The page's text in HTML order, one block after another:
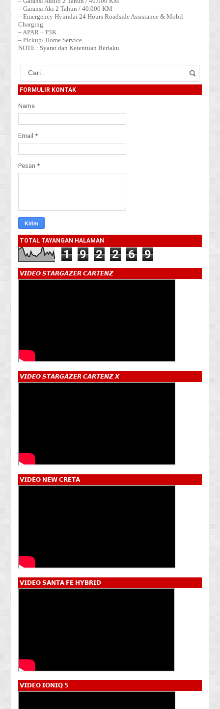
– Garansi Aki 2 Tahun / 40.000 KM
– Emergency Hyundai 24 Hours Roadside Assistance & Mobil
Charging
– APAR + P3K
– Pickup/ Home Service
NOTE : Syarat dan Ketentuan Berlaku
FORMULIR KONTAK
Nama
Email*
Pesan*
TOTAL TAYANGAN HALAMAN
1 9 2 2 6 9
𝙑𝙄𝘿𝙀𝙊 𝙎𝙏𝘼𝙍𝙂𝘼𝙕𝙀𝙍 𝘾𝘼𝙍𝙏𝙀𝙉𝙕
𝙑𝙄𝘿𝙀𝙊 𝙎𝙏𝘼𝙍𝙂𝘼𝙕𝙀𝙍 𝘾𝘼𝙍𝙏𝙀𝙉𝙕 𝙓
𝗩𝗜𝗗𝗘𝗢 𝗡𝗘𝗪 𝗖𝗥𝗘𝗧𝗔
𝗩𝗜𝗗𝗘𝗢 𝗦𝗔𝗡𝗧𝗔 𝗙𝗘 𝗛𝗬𝗕𝗥𝗜𝗗
𝗩𝗜𝗗𝗘𝗢 𝗜𝗢𝗡𝗜𝗤 𝟱